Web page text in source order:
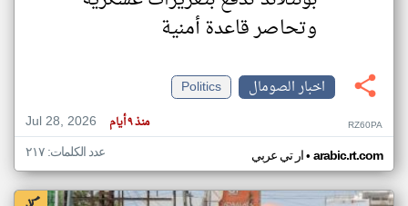
وتحاصر قاعدة أمنية
اخبار الصومال
Politics
Jul 28, 2026
منذ ٩ أيام RZ60PA
ار تي عربي• arabic.rt.com عدد الكلمات: ٢١٧